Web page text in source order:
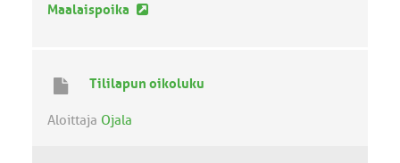
Maalaispoika
U
Tililapun oikoluku
Aloittaja Ojala